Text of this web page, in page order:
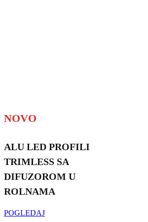
NOVO
ALU LED PROFILI
TRIMLESS SA
DIFUZOROM U
ROLNAMA
POGLEDAJ